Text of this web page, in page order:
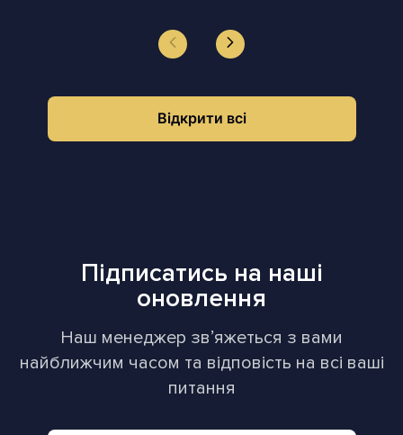
Відкрити всі
Підписатись на наші
оновлення
Наш менеджер звʼяжеться з вами
найближчим часом та відповість на всі ваші
питання